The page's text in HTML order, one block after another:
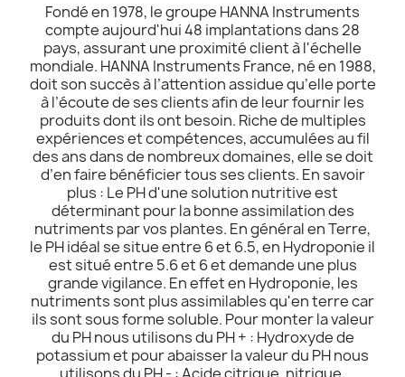
Fondé en 1978, le groupe HANNA Instruments
compte aujourd'hui 48 implantations dans 28
pays, assurant une proximité client à l'échelle
mondiale. HANNA Instruments France, né en 1988,
doit son succès à l’attention assidue qu’elle porte
à l’écoute de ses clients afin de leur fournir les
produits dont ils ont besoin. Riche de multiples
expériences et compétences, accumulées au fil
des ans dans de nombreux domaines, elle se doit
d’en faire bénéficier tous ses clients. En savoir
plus : Le PH d'une solution nutritive est
déterminant pour la bonne assimilation des
nutriments par vos plantes. En général en Terre,
le PH idéal se situe entre 6 et 6.5, en Hydroponie il
est situé entre 5.6 et 6 et demande une plus
grande vigilance. En effet en Hydroponie, les
nutriments sont plus assimilables qu'en terre car
ils sont sous forme soluble. Pour monter la valeur
du PH nous utilisons du PH + : Hydroxyde de
potassium et pour abaisser la valeur du PH nous